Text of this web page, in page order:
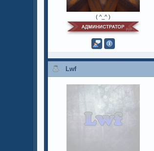
( ^_^ )
Lwf